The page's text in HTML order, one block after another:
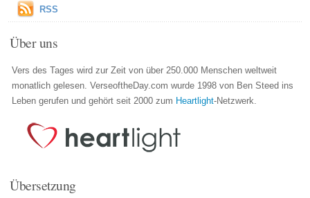
RSS
Über uns
Vers des Tages wird zur Zeit von über 250.000 Menschen weltweit
monatlich gelesen. VerseoftheDay.com wurde 1998 von Ben Steed ins
Leben gerufen und gehört seit 2000 zum Heartlight-Netzwerk.
Übersetzung